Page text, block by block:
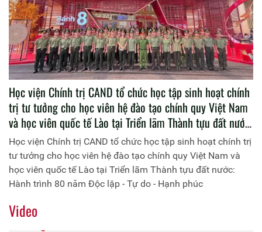
Học viện Chính trị CAND tổ chức học tập sinh hoạt chính
trị tư tưởng cho học viên hệ đào tạo chính quy Việt Nam
và học viên quốc tế Lào tại Triển lãm Thành tựu đất nước:
Hành trình 80 năm Độc lập - Tự do - Hạnh phúc
Học viện Chính trị CAND tổ chức học tập sinh hoạt chính trị
tư tưởng cho học viên hệ đào tạo chính quy Việt Nam và
học viên quốc tế Lào tại Triển lãm Thành tựu đất nước:
Hành trình 80 năm Độc lập - Tự do - Hạnh phúc
Video